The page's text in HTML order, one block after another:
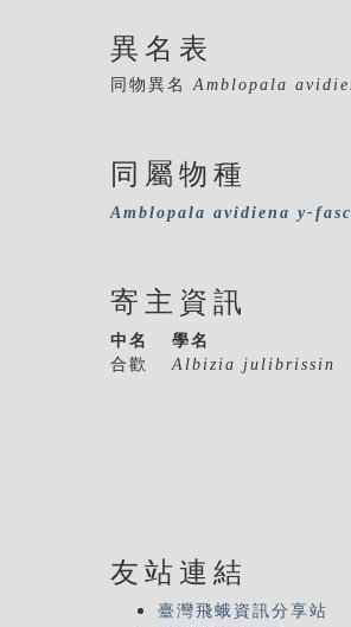
異名表
同物異名Amblopala
同屬物種
Amblopala avidiena y-
寄主資訊
中名 學名
合歡 Albizia julibrissin
友站連結
臺灣飛蛾資訊分享站